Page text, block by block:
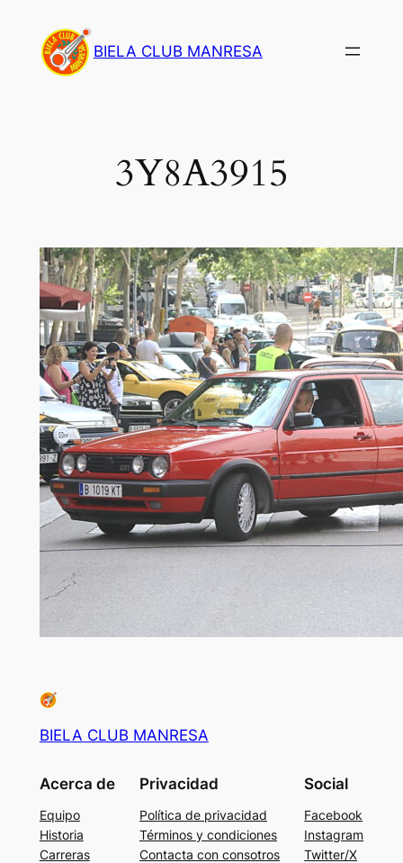
contenido
BIELA CLUB MANRESA
3Y8A3915
BIELA CLUB MANRESA
Acerca de
Equipo
Historia
Carreras
Privacidad
Política de privacidad
Términos y condiciones
Contacta con consotros
Social
Facebook
Instagram
Twitter/X